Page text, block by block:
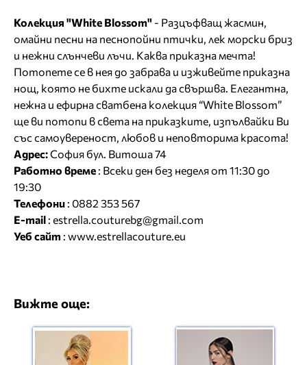
Колекция "White Blossom" - Разцъфващ жасмин,
омайни песни на песнопойни птички, лек морски бриз
и нежни слънчеви лъчи. Каква приказна мечта!
Потопете се в нея до забрава и изживейте приказна
нощ, която не бихте искали да свършва. Елегантна,
нежна и ефирна сватбена колекция “White Blossom”
ще ви потопи в света на приказките, изпълвайки Ви
със самоувереност, любов и неповторима красота!
Адрес:София бул. Витоша 74
Работно време : Всеки ден без неделя от 11:30 до
19:30
Телефони : 0882 353 567
E-mail : estrella.couturebg@gmail.com
Уеб сайт : www.estrellacouture.eu
Вижте още: